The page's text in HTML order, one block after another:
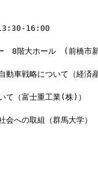
13:30-16:00
　8階大ホール　(前橋
動車戦略について（経済
富士重工業(株)）
取組（群馬大学）